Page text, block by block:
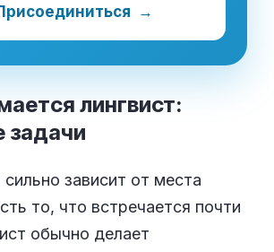
→
лингвист:
задачи
зависит от места
то, что встречается почти
обычно делает